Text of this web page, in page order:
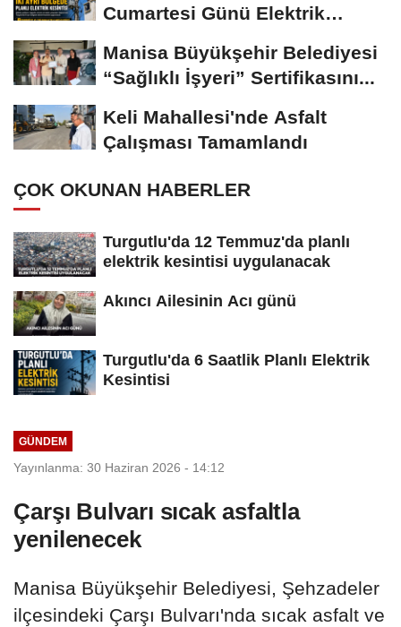
Cumartesi Günü Elektrik
Manisa Büyükşehir Belediyesi
“Sağlıklı İşyeri” Sertifikasını...
Keli Mahallesi'nde Asfalt
Çalışması Tamamlandı
ÇOK OKUNAN HABERLER
Turgutlu'da 12 Temmuz'da planlı
elektrik kesintisi uygulanacak
Akıncı Ailesinin Acı günü
Turgutlu'da 6 Saatlik Planlı Elektrik
Kesintisi
GÜNDEM
Yayınlanma: 30 Haziran 2026 - 14:12
Çarşı Bulvarı sıcak asfaltla
yenilenecek
Manisa Büyükşehir Belediyesi, Şehzadeler
ilçesindeki Çarşı Bulvarı'nda sıcak asfalt ve